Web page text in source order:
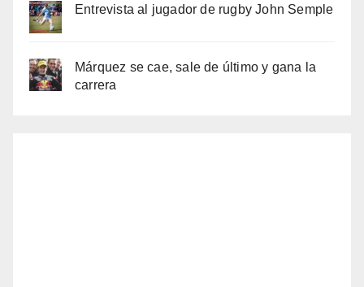
Entrevista al jugador de rugby John Semple
Márquez se cae, sale de último y gana la
carrera